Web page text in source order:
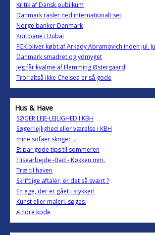
Kritik af Dansk pubilkum
Danmark rasler ned internationalt set
Norge banker Danmark
Kortbane i Dubai
FCK bliver købt af Arkady Abramovich inden jul.
Danmark smadret og ydmyget
Jeg får kvalme af Flemming Østergaard
Tror altså ikke Chelsea er så gode
Hus & Have
SØGER LEJE-LEJLIGHED I KBH
Søger lejlighed eller værelse i KBH
mine sofaer skriger ...
Et par gode tips til sommeren
Flisearbejde -Bad - Køkken mm.
Træ til haven
Skriftlige aftaler, er det så svært ?
En ege, der er gået i stykker!
Kunst eller maleri. søges.
Ændre kode